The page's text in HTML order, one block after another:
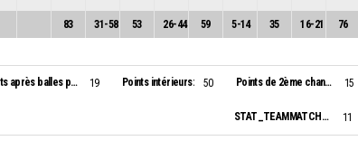
83 31 -58 53 26-44 59 5-14 35 16-21 76
Points après balles perdues: 19 Points intérieurs: 50 Points de 2ème chance: 15
STAT_TEAMMATCH_BASKETBALL_sBiggestScoringRun_NAME: 11